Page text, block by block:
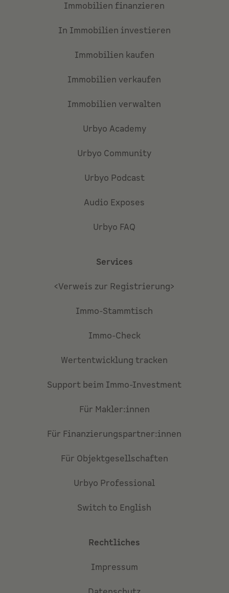
Immobilien finanzieren
In Immobilien investieren
Immobilien kaufen
Immobilien verkaufen
Immobilien verwalten
Urbyo Academy
Urbyo Community
Urbyo Podcast
Audio Exposes
Urbyo FAQ
Services
<Verweis zur Registrierung>
Immo-Stammtisch
Immo-Check
Wertentwicklung tracken
Support beim Immo-Investment
Für Makler:innen
Für Finanzierungspartner:innen
Für Objektgesellschaften
Urbyo Professional
Switch to English
Rechtliches
Impressum